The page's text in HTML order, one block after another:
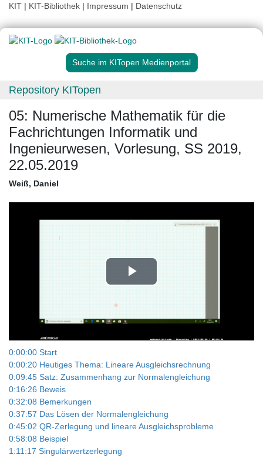
KIT | KIT-Bibliothek | Impressum | Datenschutz
Suche im KITopen Medienportal
Repository KITopen
05: Numerische Mathematik für die
Fachrichtungen Informatik und
Ingenieurwesen, Vorlesung, SS 2019,
22.05.2019
Weiß, Daniel
Play
0:00:00 Start
0:00:20 Heutiges Thema: Lineare Ausgleichsrechnung
0:09:45 Satz: Zusammenhang zur Normalengleichung
0:16:26 Beweis
0:32:08 Bemerkungen
0:37:57 Das Lösen der Normalengleichung
0:45:02 QR-Zerlegung und lineare Ausgleichsprobleme
0:58:08 Beispiel
1:11:17 Singulärwertzerlegung